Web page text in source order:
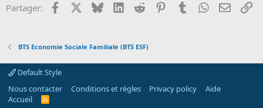
Partager: Facebook BlueskyLinkedInReddit PinterestTumblrWhatsApp
Email
BTS Economie Sociale Familiale (BTS ESF)
Default Style
Nous contacter
Conditions et règles Privacy policy
Aide
Accueil
R